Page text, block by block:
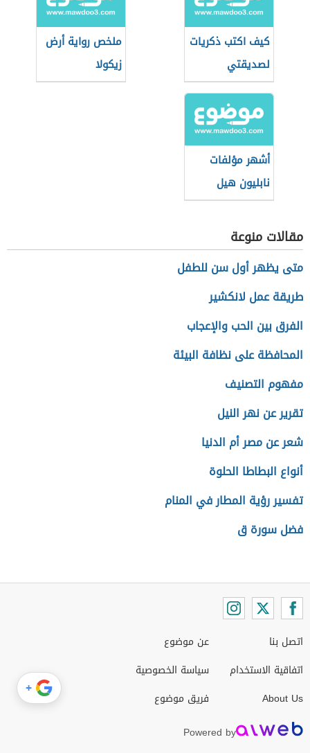
كيف اكتب ذكريات
لصديقتي
ملخص رواية أرض
زيكولا
أشهر مؤلفات
نابليون هيل
مقالات منوعة
متى يظهر أول سن للطفل
طريقة عمل لانكشير
الفرق بين الحب والإعجاب
المحافظة على نظافة البيئة
مفهوم التصنيف
تقرير عن نهر النيل
شعر عن مصر أم الدنيا
أنواع البطاطا الحلوة
تفسير رؤية المطار في المنام
فضل سورة ق
اتصل بنا
اتفاقية الاستخدام
About Us
عن موضوع
سياسة الخصوصية
فريق موضوع
Powered by
+